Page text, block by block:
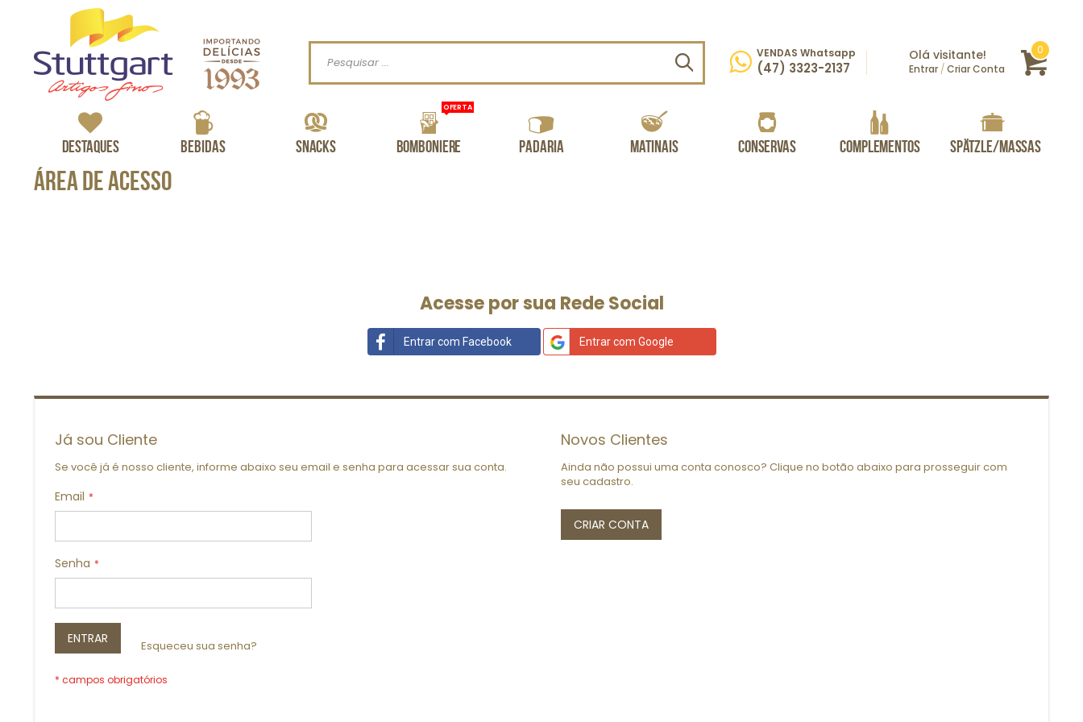
Procurar
Procurar VENDAS Whatsapp
(47) 3323-2137
Olá visitante!
Entrar /Criar Conta
0 itens
Destaques Bebidas Snacks Bomboniere
OFERTA
Padaria Matinais Conservas Complementos Spätzle/Massas
Área de Acesso
Acesse por sua Rede Social
Entrar com Facebook Entrar com Google
Já sou Cliente
Se você já é nosso cliente, informe abaixo seu email e senha para acessar sua conta.
Email
Senha
ENTRAR Esqueceu sua senha?
Novos Clientes
Ainda não possui uma conta conosco? Clique no botão abaixo para prosseguir com
seu cadastro.
CRIAR CONTA